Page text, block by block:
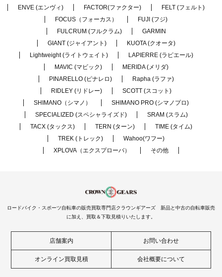
ENVE (エンヴィ)
FACTOR(ファクター)
FELT (フェルト)
FOCUS（フォーカス）
FUJI (フジ)
FULCRUM (フルクラム)
GARMIN
GIANT (ジャイアント)
KUOTA (クオータ)
Lightweight (ライトウェイト)
LAPIERRE (ラピエール)
MAVIC (マビック)
MERIDA (メリダ)
PINARELLO (ピナレロ)
Rapha (ラファ)
RIDLEY (リドレー)
SCOTT (スコット)
SHIMANO（シマノ）
SHIMANO PRO (シマノプロ)
SPECIALIZED (スペシャライズド)
SRAM (スラム)
TACX (タックス)
TERN (ターン)
TIME (タイム)
TREK (トレック)
Wahoo(ワフー)
XPLOVA（エクスプローバ）
その他
ロードバイク・スポーツ自転車の販売買取専門店クラウンギアーズ 新品と中古の自転車販売
に加え、買取＆下取見積りいたします。
店舗案内 お問い合わせ
オンライン買取見積 会社概要について